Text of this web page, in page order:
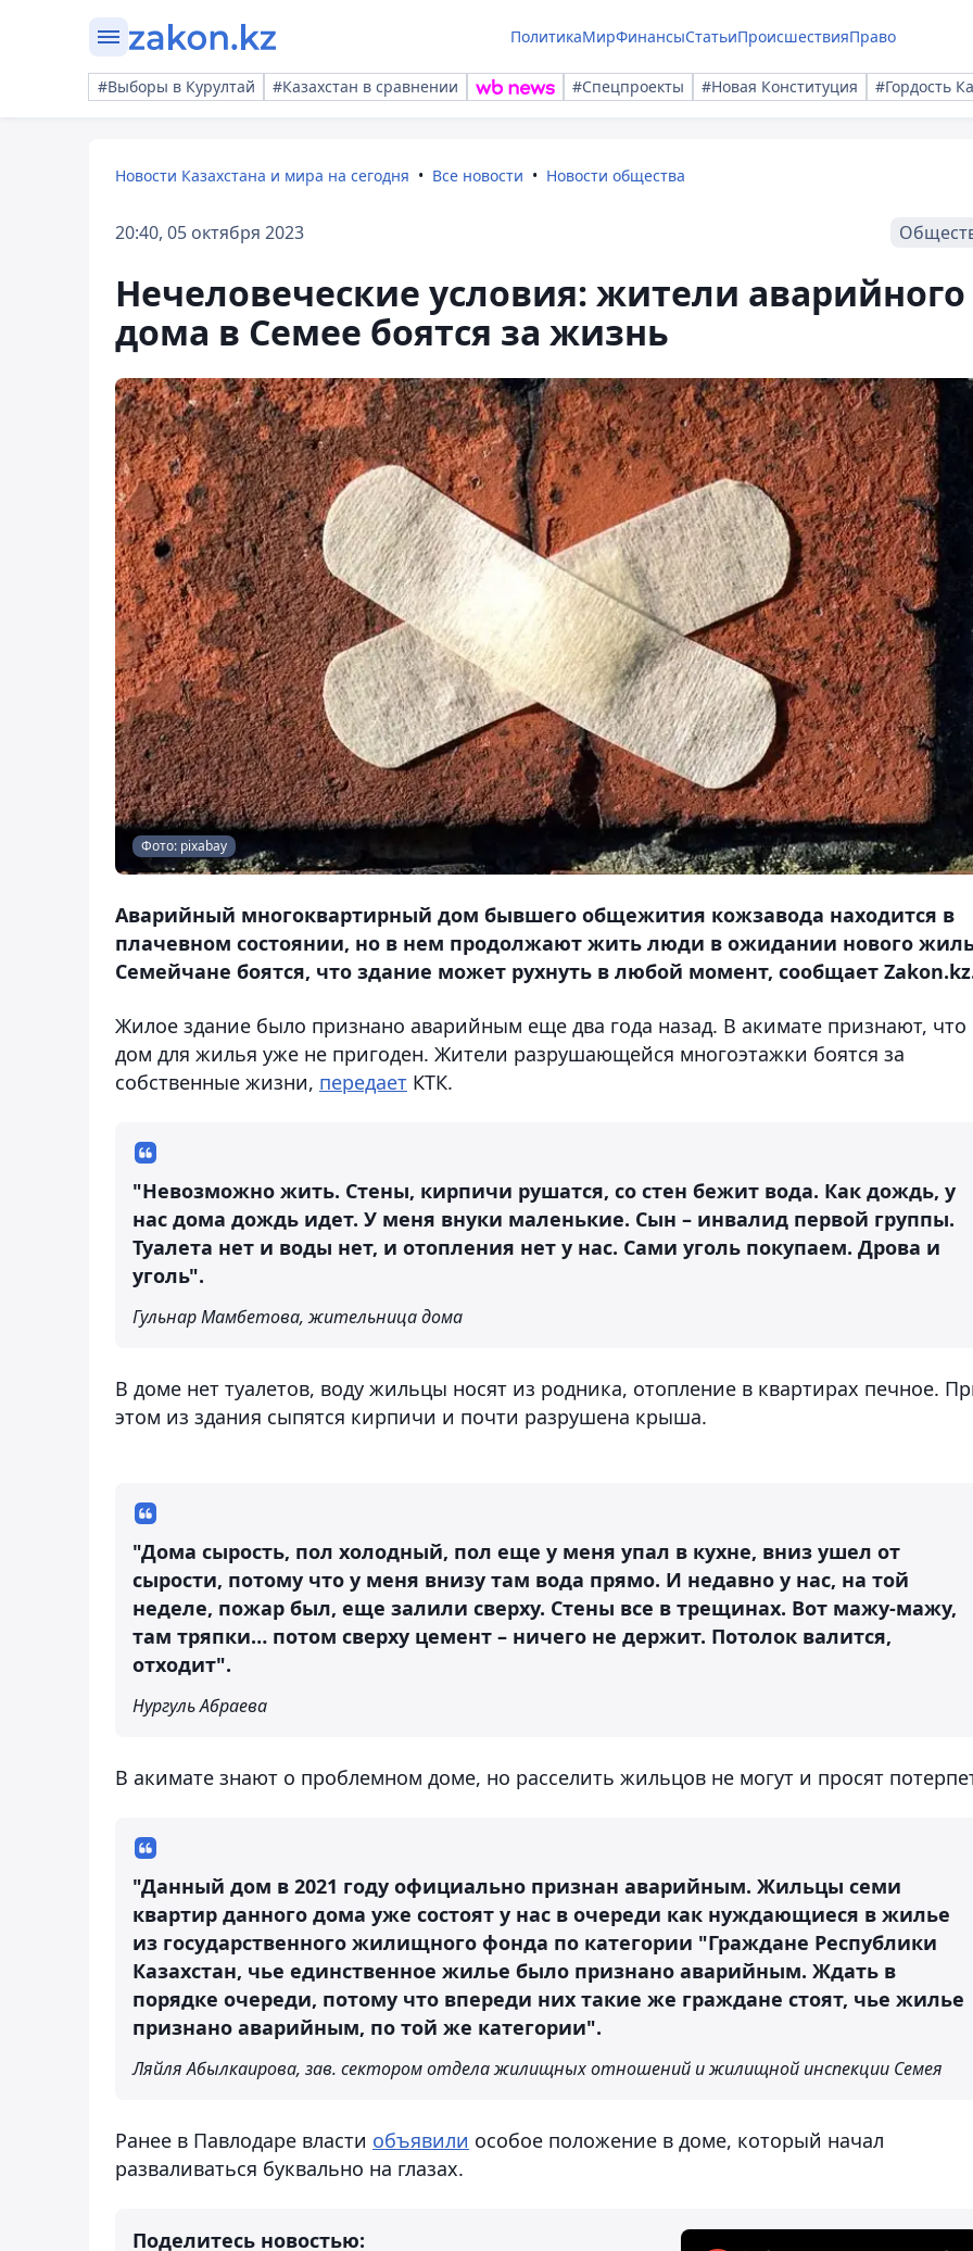
ПолитикаМирФинансыСтатьиПроисшествияПраво
#Выборы в Курултай #Казахстан в сравнении #Спецпроекты #Новая Конституция #Гордость
Новости Казахстана и мира на сегодня Все новости Новости общества
20:40, 05 октября 2023
Нечеловеческие условия: жители аварийного
дома в Семее боятся за жизнь
Фото: pixabay
Аварийный многоквартирный дом бывшего общежития кожзавода находится в
плачевном состоянии, но в нем продолжают жить люди в ожидании нового
Семейчане боятся, что здание может рухнуть в любой момент, сообщает
Жилое здание было признано аварийным еще два года назад. В акимате признают, что
дом для жилья уже не пригоден. Жители разрушающейся многоэтажки боятся за
собственные жизни, передает КТК.
"Невозможно жить. Стены, кирпичи рушатся, со стен бежит вода. Как дождь, у
нас дома дождь идет. У меня внуки маленькие. Сын – инвалид первой группы.
Туалета нет и воды нет, и отопления нет у нас. Сами уголь покупаем. Дрова и
уголь".
Гульнар Мамбетова, жительница дома
В доме нет туалетов, воду жильцы носят из родника, отопление в квартирах печное.
этом из здания сыпятся кирпичи и почти разрушена крыша.
"Дома сырость, пол холодный, пол еще у меня упал в кухне, вниз ушел от
сырости, потому что у меня внизу там вода прямо. И недавно у нас, на той
неделе, пожар был, еще залили сверху. Стены все в трещинах. Вот мажу-мажу,
там тряпки… потом сверху цемент – ничего не держит. Потолок валится,
отходит".
Нургуль Абраева
В акимате знают о проблемном доме, но расселить жильцов не могут и просят
"Данный дом в 2021 году официально признан аварийным. Жильцы семи
квартир данного дома уже состоят у нас в очереди как нуждающиеся в жилье
из государственного жилищного фонда по категории "Граждане Республики
Казахстан, чье единственное жилье было признано аварийным. Ждать в
порядке очереди, потому что впереди них такие же граждане стоят, чье жилье
признано аварийным, по той же категории".
Ляйля Абылкаирова, зав. сектором отдела жилищных отношений и жилищной инспекции Семея
Ранее в Павлодаре власти объявили особое положение в доме, который начал
разваливаться буквально на глазах.
Поделитесь новостью: